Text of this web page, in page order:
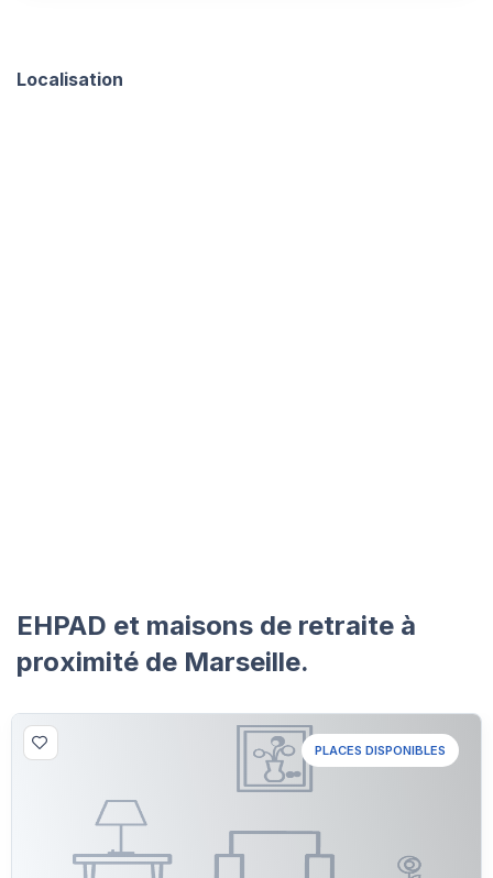
Localisation
EHPAD et maisons de retraite à
proximité de Marseille.
PLACES DISPONIBLES